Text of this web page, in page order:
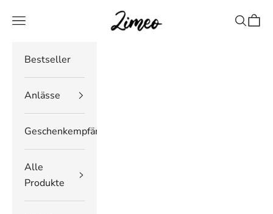
Zimeo Deutschland
Navigationsmenü öffnen Suche
Bestseller
Anlässe
Geschenkempfänger
Alle
Produkte